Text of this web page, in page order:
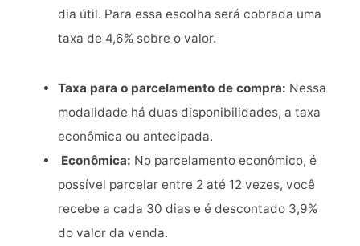
dia útil. Para essa escolha será cobrada uma
taxa de 4,6% sobre o valor.
Taxa para o parcelamento de compra: Nessa
modalidade há duas disponibilidades, a taxa
econômica ou antecipada.
Econômica: No parcelamento econômico, é
possível parcelar entre 2 até 12 vezes, você
recebe a cada 30 dias e é descontado 3,9%
do valor da venda.